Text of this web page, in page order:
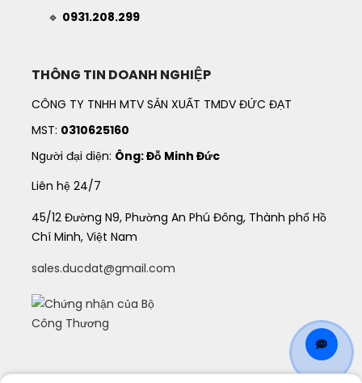
🔹 0931.208.299
THÔNG TIN DOANH NGHIỆP
CÔNG TY TNHH MTV SẢN XUẤT TMDV ĐỨC ĐẠT
MST: 0310625160
Người đại diện: Ông: Đỗ Minh Đức
Liên hệ 24/7
45/12 Đường N9, Phường An Phú Đông, Thành phố Hồ
Chí Minh, Việt Nam
sales.ducdat@gmail.com